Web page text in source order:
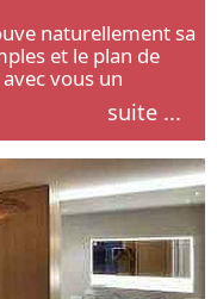
naturellement sa
et le plan de
vous un
de cuisiner, de
suite ...